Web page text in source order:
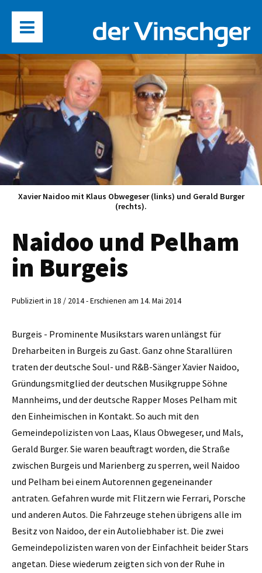
Xavier Naidoo mit Klaus Obwegeser (links) und Gerald Burger
(rechts).
Naidoo und Pelham
in Burgeis
Publiziert in 18 / 2014 - Erschienen am 14. Mai 2014
Burgeis - Prominente Musikstars waren unlängst für
Dreharbeiten in Burgeis zu Gast. Ganz ohne Starallüren
traten der deutsche Soul- und R&B-Sänger Xavier Naidoo,
Gründungsmitglied der deutschen Musikgruppe Söhne
Mannheims, und der deutsche Rapper Moses Pelham mit
den Einheimischen in Kontakt. So auch mit den
Gemeindepolizisten von Laas, Klaus Obwegeser, und Mals,
Gerald Burger. Sie waren beauftragt worden, die Straße
zwischen Burgeis und Marienberg zu sperren, weil Naidoo
und Pelham bei einem Autorennen gegeneinander
antraten. Gefahren wurde mit Flitzern wie Ferrari, Porsche
und anderen Autos. Die Fahrzeuge stehen übrigens alle im
Besitz von Naidoo, der ein Autoliebhaber ist. Die zwei
Gemeindepolizisten waren von der Einfachheit beider Stars
angetan. Diese wiederum zeigten sich von der Ruhe in